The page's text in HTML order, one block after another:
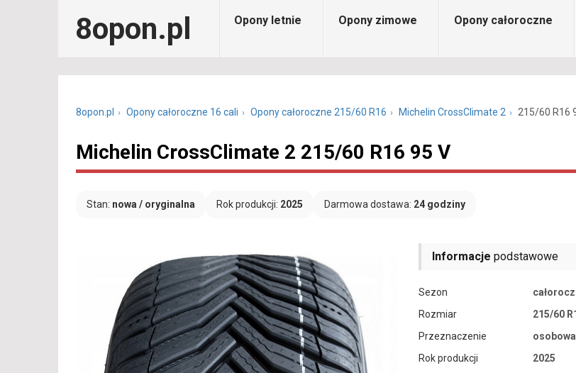
8opon.pl Opony letnie Opony zimowe Opony całoroczne
8opon.pl Opony całoroczne 16 cali Opony całoroczne 215/60 R16 Michelin CrossClimate 2 215/60 R16
Michelin CrossClimate 2 215/60 R16 95 V
Stan: nowa / oryginalna Rok produkcji: 2025 Darmowa dostawa: 24 godziny
Informacje podstawowe
Sezon
Rozmiar
215/60
Przeznaczenie
osobowa
Rok produkcji
2025